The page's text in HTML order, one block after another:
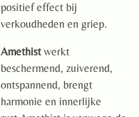
positief effect bij
verkoudheden en griep.
Amethistwerkt
beschermend, zuiverend,
ontspannend, brengt
harmonie en innerlijke